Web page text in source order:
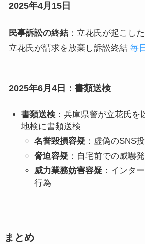
2025年4月15日
民事訴訟の終結：立花氏が起こした
立花氏が請求を放棄し訴訟終結 毎
2025年6月4日：書類送検
書類送検 ：兵庫県警が立花氏を
地検に書類送検
名誉毀損容疑：虚偽のSNS
脅迫容疑 ：自宅前での威嚇
威力業務妨害容疑：インタ
行為
まとめ